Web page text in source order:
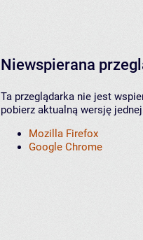
Niewspierana
Ta przeglądarka nie jest
pobierz aktualną wersję
Mozilla Firefox
Google Chrome